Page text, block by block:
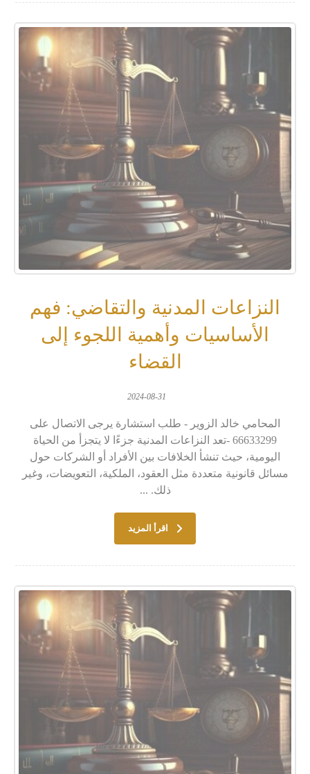
النزاعات المدنية والتقاضي: فهم
الأساسيات وأهمية اللجوء إلى
القضاء
2024-08-31
المحامي خالد الزوير - طلب استشارة يرجى الاتصال على
66633299 -تعد النزاعات المدنية جزءًا لا يتجزأ من الحياة
اليومية، حيث تنشأ الخلافات بين الأفراد أو الشركات حول
مسائل قانونية متعددة مثل العقود، الملكية، التعويضات، وغير
ذلك. ...
اقرأ المزيد